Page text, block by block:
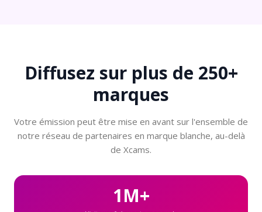
Diffusez sur plus de 250+
marques
Votre émission peut être mise en avant sur l'ensemble de
notre réseau de partenaires en marque blanche, au-delà
de Xcams.
1M+